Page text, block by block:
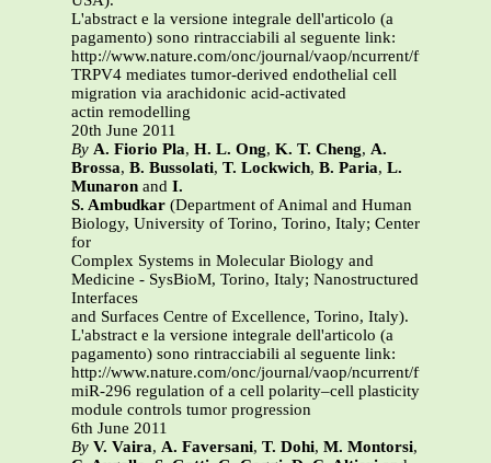
L'abstract e la versione integrale dell'articolo (a
pagamento) sono rintracciabili al seguente link:
http://www.nature.com/onc/journal/vaop/ncurrent/full/
TRPV4 mediates tumor-derived endothelial cell
migration via arachidonic acid-activated
actin remodelling
20th June 2011
By A. Fiorio Pla, H. L. Ong, K. T. Cheng, A.
Brossa, B. Bussolati, T. Lockwich, B. Paria, L.
Munaron and I.
S. Ambudkar (Department of Animal and Human
Biology, University of Torino, Torino, Italy; Center
for
Complex Systems in Molecular Biology and
Medicine - SysBioM, Torino, Italy; Nanostructured
Interfaces
and Surfaces Centre of Excellence, Torino, Italy).
L'abstract e la versione integrale dell'articolo (a
pagamento) sono rintracciabili al seguente link:
http://www.nature.com/onc/journal/vaop/ncurrent/full/
miR-296 regulation of a cell polarity–cell plasticity
module controls tumor progression
6th June 2011
By V. Vaira, A. Faversani, T. Dohi, M. Montorsi,